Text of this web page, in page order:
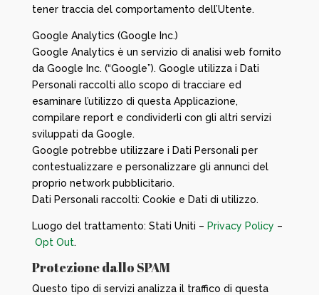
tener traccia del comportamento dell’Utente.
Google Analytics (Google Inc.)
Google Analytics è un servizio di analisi web fornito
da Google Inc. (“Google”). Google utilizza i Dati
Personali raccolti allo scopo di tracciare ed
esaminare l’utilizzo di questa Applicazione,
compilare report e condividerli con gli altri servizi
sviluppati da Google.
Google potrebbe utilizzare i Dati Personali per
contestualizzare e personalizzare gli annunci del
proprio network pubblicitario.
Dati Personali raccolti: Cookie e Dati di utilizzo.
Luogo del trattamento: Stati Uniti – Privacy Policy –
Opt Out.
Protezione dallo SPAM
Questo tipo di servizi analizza il traffico di questa